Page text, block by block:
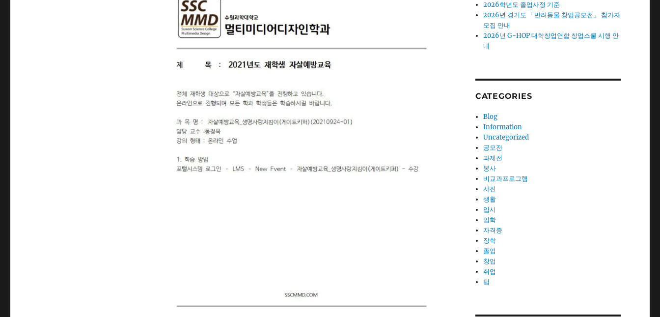
2026학년도 졸업사정 기준
2026년 경기도 「반려동물 창업공모전」 참가자
모집 안내
2026년 G-HOP 대학창업연합 창업스쿨 시행 안
내
CATEGORIES
Blog
Information
Uncategorized
공모전
과제전
봉사
비교과프로그램
사진
생활
입시
입학
자격증
장학
졸업
창업
취업
팁